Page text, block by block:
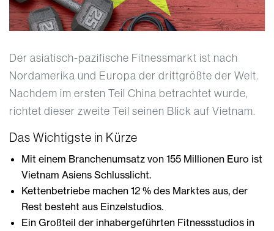
Der asiatisch-pazifische Fitnessmarkt ist nach
Nordamerika und Europa der drittgrößte der Welt.
Nachdem im ersten Teil China betrachtet wurde,
richtet dieser zweite Teil seinen Blick auf Vietnam.
Das Wichtigste in Kürze
Mit einem Branchenumsatz von 155 Millionen Euro ist
Vietnam Asiens Schlusslicht.
Kettenbetriebe machen 12 % des Marktes aus, der
Rest besteht aus Einzelstudios.
Ein Großteil der inhabergeführten Fitnessstudios in